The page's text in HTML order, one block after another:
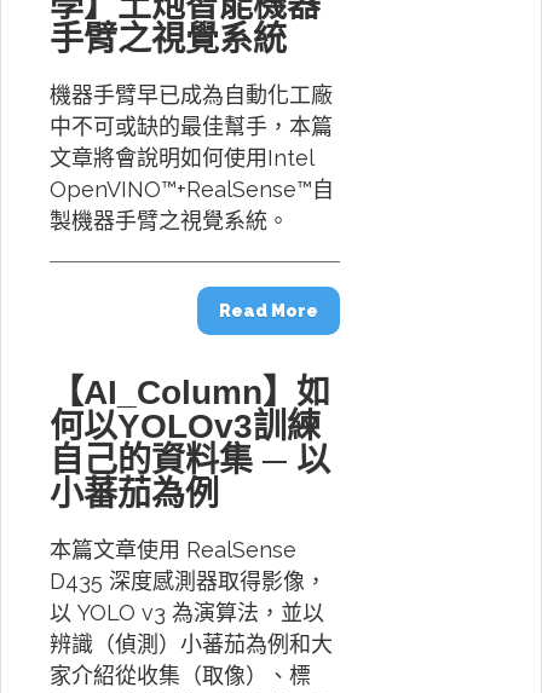
手臂之視覺系統
機器手臂早已成為自動化工廠
中不可或缺的最佳幫手，本篇
文章將會說明如何使用Intel
OpenVINO™+RealSense™自
製機器手臂之視覺系統。
Read More
【AI_Column】如
何以YOLOv3訓練
自己的資料集 ─ 以
小蕃茄為例
本篇文章使用 RealSense
D435 深度感測器取得影像，
以 YOLO v3 為演算法，並以
辨識（偵測）小蕃茄為例和大
家介紹從收集（取像）、標